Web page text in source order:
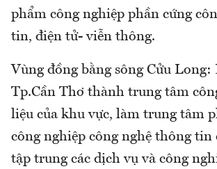
phẩm công nghiệp phần cứng
tin, điện tử- viễn thông.
Vùng đồng bằng sông Cửu Long:
Tp.Cần Thơ thành trung tâm
liệu của khu vực, làm trung tâm
công nghiệp công nghệ thông tin
tập trung các dịch vụ và công